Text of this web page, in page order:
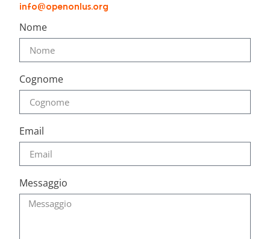
info@openonlus.org
Nome
Cognome
Email
Messaggio